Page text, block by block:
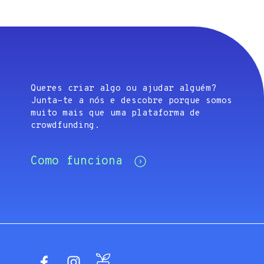
Queres criar algo ou ajudar alguém?
Junta-te a nós e descobre porque somos
muito mais que uma plataforma de
crowdfunding.
Como funciona